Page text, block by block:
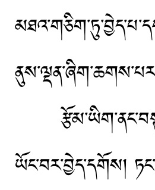
ཡོང་བར་བྱེད་དགོས།